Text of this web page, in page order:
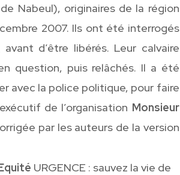
Nabeul), originaires de la région
2007. Ils ont été interrogés
d’être libérés. Leur calvaire
question, puis relâchés. Il a été
avec la police politique, pour faire
de l’organisation Monsieur
par les auteurs de la version
URGENCE : sauvez la vie de